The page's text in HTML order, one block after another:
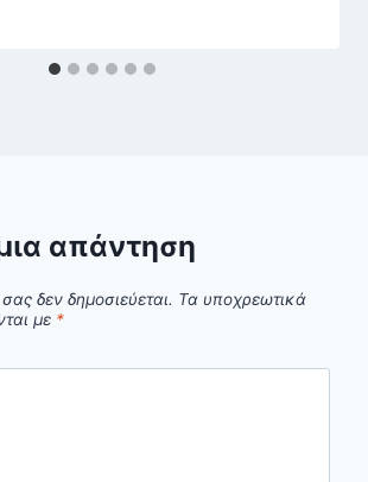
απάντηση
δεν δημοσιεύεται. Τα υποχρεωτικά
με *